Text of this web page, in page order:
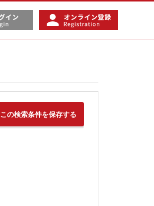
この検索条件を保存する